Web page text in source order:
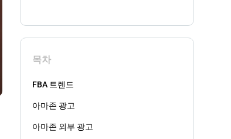
목차
FBA 트렌드
아마존 광고
아마존 외부 광고